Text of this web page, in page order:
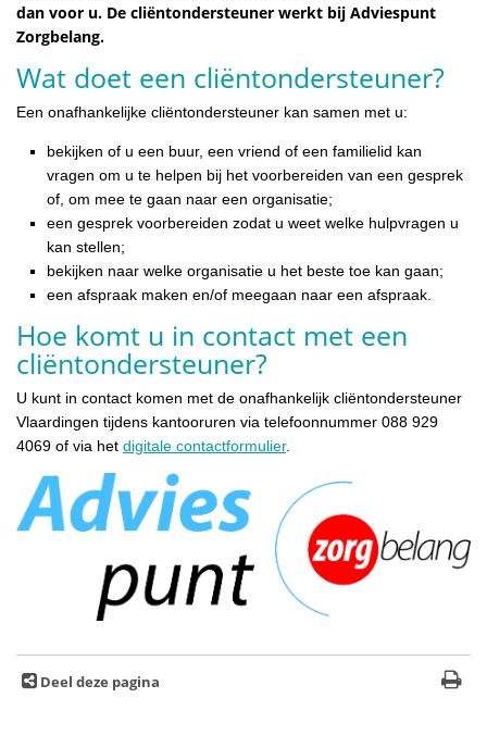
dan voor u. De cliëntondersteuner werkt bij Adviespunt
Zorgbelang.
Wat doet een cliëntondersteuner?
Een onafhankelijke cliëntondersteuner kan samen met u:
bekijken of u een buur, een vriend of een familielid kan
vragen om u te helpen bij het voorbereiden van een gesprek
of, om mee te gaan naar een organisatie;
een gesprek voorbereiden zodat u weet welke hulpvragen u
kan stellen;
bekijken naar welke organisatie u het beste toe kan gaan;
een afspraak maken en/of meegaan naar een afspraak.
Hoe komt u in contact met een
cliëntondersteuner?
U kunt in contact komen met de onafhankelijk cliëntondersteuner
Vlaardingen tijdens kantooruren via telefoonnummer 088 929
4069 of via het digitale contactformulier.
Deel deze pagina